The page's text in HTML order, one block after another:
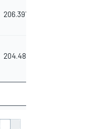
206.397
204.488